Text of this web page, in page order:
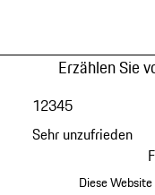
Erzählen Sie
Sehr unzufrieden
12345
Diese